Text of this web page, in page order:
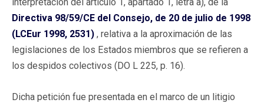
Directiva 98/59/CE del Consejo, de 20 de julio de 1998
(LCEur 1998, 2531) , relativa a la aproximación de las
legislaciones de los Estados miembros que se refieren a
los despidos colectivos (DO L 225, p. 16).
Dicha petición fue presentada en el marco de un litigio